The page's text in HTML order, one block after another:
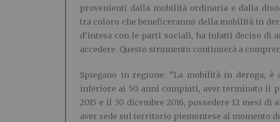
provenienti dalla mobilità ordinaria e dalla
tra coloro che beneficeranno della mobilità in
d’intesa con le parti sociali, ha infatti deciso di
accedere. Questo strumento continuerà a
Spiegano in regione: “La mobilità in deroga,
inferiore ai 50 anni compiuti, aver terminato il
2015 e il 30 dicembre 2016, possedere 12 mesi
aver sede sul territorio piemontese al momento